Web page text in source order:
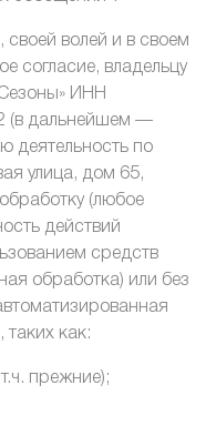
своей волей и в своем
согласие, владельцу
ИНН
(в дальнейшем —
деятельность по
улица, дом 65,
(любое
действий
средств
обработка) или без
как:
прежние);